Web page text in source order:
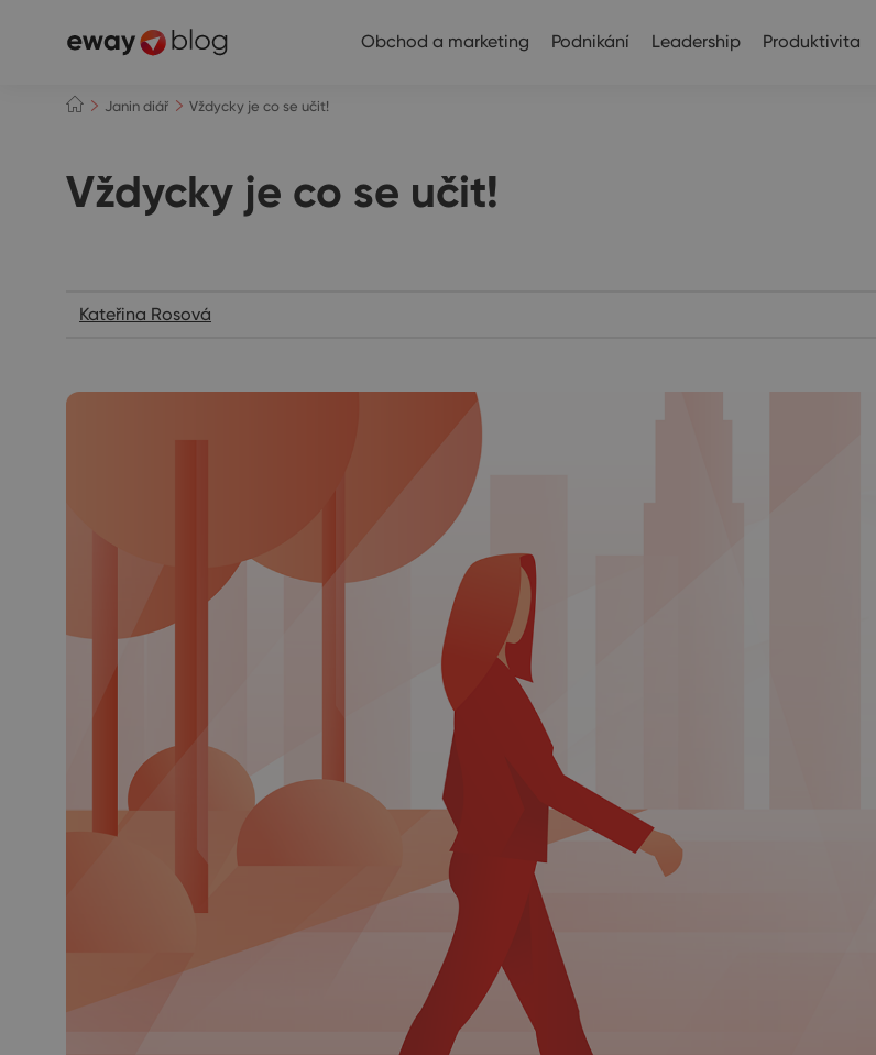
Obchod a marketing Podnikání Leadership Produktivita
Janin diář Vždycky je co se učit!
Vždycky je co se učit!
Kateřina Rosová